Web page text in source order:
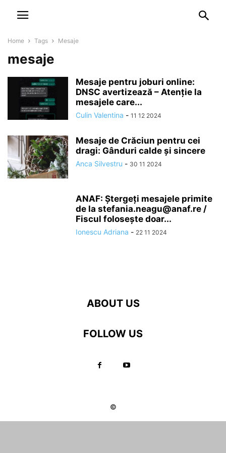
Home Tags Mesaje
mesaje
Mesaje pentru joburi online:
DNSC avertizează – Atenție la
mesajele care...
Culin Valentina - 11 12 2024
Mesaje de Crăciun pentru cei
dragi: Gânduri calde și sincere
Anca Silvestru - 30 11 2024
ANAF: Ștergeți mesajele primite
de la stefania.neagu@anaf.re /
Fiscul folosește doar...
Ionescu Adriana - 22 11 2024
ABOUT US
FOLLOW US
©